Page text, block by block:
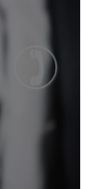
Removedor de pintura solvente de grado industrial 127-19-5